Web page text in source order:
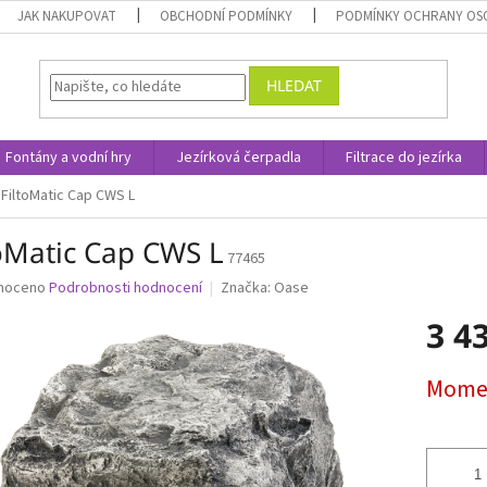
JAK NAKUPOVAT OBCHODNÍ PODMÍNKY PODMÍNKY OCHRANY
HLEDAT
Fontány a vodní hry Jezírková čerpadla Filtrace do jezírka
FiltoMatic Cap CWS L
Cap CWS L 77465
Podrobnosti hodnocení Značka: Oase
3
cena: